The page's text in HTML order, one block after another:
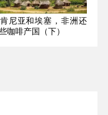
尼亚和埃塞，非洲还
咖啡产国（下）